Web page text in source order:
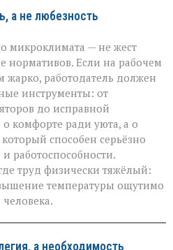
а не любезность
микроклимата — не жест
нормативов. Если на рабочем
жарко, работодатель должен
инструменты: от
до исправной
комфорте ради уюта, а о
способен серьёзно
работоспособности.
труд физически тяжёлый:
температуры ощутимо
а необходимость